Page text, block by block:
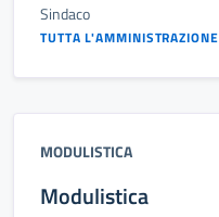
Sindaco
TUTTA L'AMMINISTRAZIONE
MODULISTICA
Modulistica